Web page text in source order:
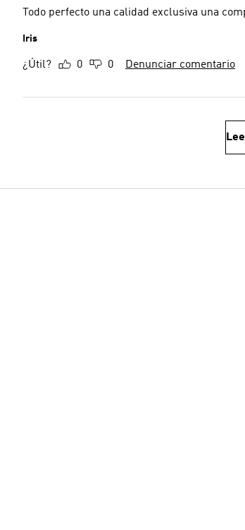
Todo perfecto una calidad exclusiva una
Iris
¿Útil? 0 0 Denunciar comentario